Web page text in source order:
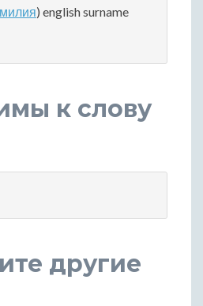
) english surname
к слову
другие